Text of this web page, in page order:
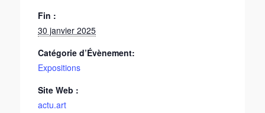
Fin :
30 janvier 2025
Catégorie d’Évènement:
Expositions
Site Web :
actu.art